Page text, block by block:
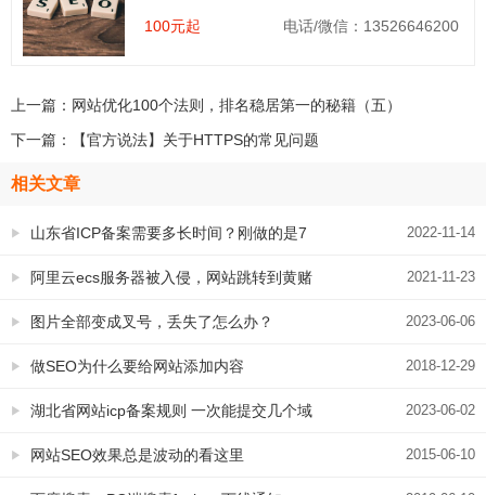
100元起 电话/微信：13526646200
上一篇： 网站优化100个法则，排名稳居第一的秘籍（五）
下一篇：
【官方说法】关于HTTPS的常见问题
相关文章
2022-11-14
山东省ICP备案需要多长时间？刚做的是7
个工作日，有图有真相 2021-11-23
阿里云ecs服务器被入侵，网站跳转到黄赌
毒网站，该怎么解决 2023-06-06
图片全部变成叉号，丢失了怎么办？
2018-12-29
做SEO为什么要给网站添加内容
2023-06-02
湖北省网站icp备案规则 一次能提交几个域
名？ 2015-06-10
网站SEO效果总是波动的看这里